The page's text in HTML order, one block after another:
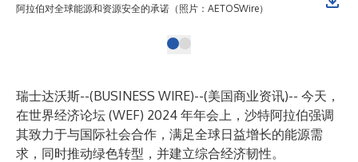
阿拉伯对全球能源和资源安全的承诺（照片：AETOSWire）
瑞士达沃斯--(BUSINESS WIRE)--(美国商业资讯)-- 今天，
在世界经济论坛 (WEF) 2024 年年会上，沙特阿拉伯强调
其致力于与国际社会合作，满足全球日益增长的能源需
求，同时推动绿色转型，并建立综合经济韧性。